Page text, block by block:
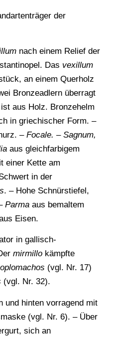
der
nach einem Relief der
Das vexillum
an einem Querholz
Bronzeadlern überragt
aus Holz. Bronzehelm
in griechischer Form. –
– Focale. – Sagnum,
aus gleichfarbigem
einer Kette am
in der
. – Hohe Schnürstiefel,
Parmaaus bemaltem
Eisen.
in gallisch-
mirmillokämpfte
(vgl. Nr. 17)
(vgl. Nr. 32).
und hinten vorragend mit
(vgl. Nr. 6). – Über
sich an